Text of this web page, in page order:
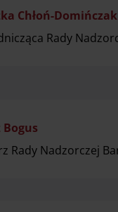
Chłoń-Domińczak
Rady
Bogus
Rady Nadzorczej